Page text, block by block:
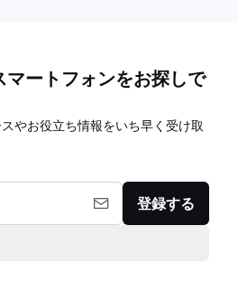
マートフォンをお探しで
やお役立ち情報をいち早く受け取
登録する